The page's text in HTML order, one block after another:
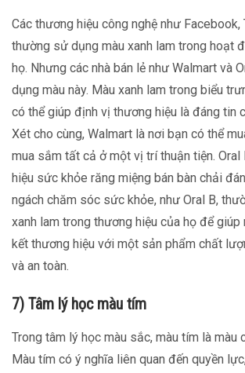
Các thương hiệu công nghệ như
thường sử dụng màu xanh lam trong hoạt
họ. Nhưng các nhà bán lẻ như Walmart và
dụng màu này. Màu xanh lam trong biểu
có thể giúp định vị thương hiệu là đáng tin
Xét cho cùng, Walmart là nơi bạn có thể
mua sắm tất cả ở một vị trí thuận tiện. Oral
hiệu sức khỏe răng miệng bán bàn chải
ngách chăm sóc sức khỏe, như Oral B,
xanh lam trong thương hiệu của họ để
kết thương hiệu với một sản phẩm chất
và an toàn.
7) Tâm lý học màu tím
Trong tâm lý học màu sắc, màu tím là màu
Màu tím có ý nghĩa liên quan đến quyền